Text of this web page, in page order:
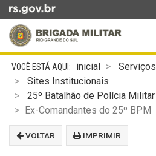
para
conteúdo
para
menu
para
Início
conteúdo
inicial
Serviços
Sites Institucionais
25º Batalhão de Polícia Militar
Ex-Comandantes do 25º BPM
VOLTAR IMPRIMIR